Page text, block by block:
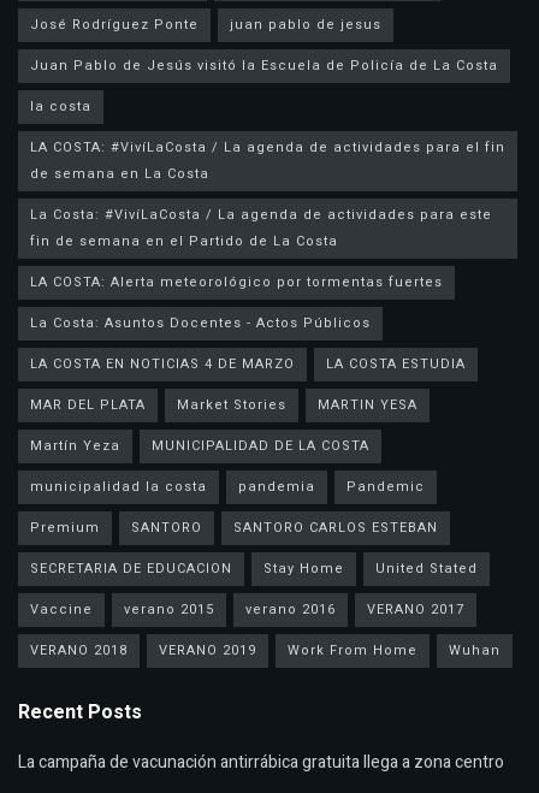
José Rodríguez Ponte
juan pablo de jesus
la costa
LA COSTA: #VivíLaCosta / La agenda de actividades para el fin
de semana en La Costa
La Costa: #VivíLaCosta / La agenda de actividades para este
fin de semana en el Partido de La Costa
LA COSTA: Alerta meteorológico por tormentas fuertes
La Costa: Asuntos Docentes - Actos Públicos
LA COSTA EN NOTICIAS 4 DE MARZO
LA COSTA ESTUDIA
MAR DEL PLATA
Market Stories
MARTIN YESA
Martín Yeza
MUNICIPALIDAD DE LA COSTA
municipalidad la costa
pandemia
Pandemic
Premium
SANTORO
SANTORO CARLOS ESTEBAN
SECRETARIA DE EDUCACION
Stay Home
United Stated
Vaccine
verano 2015 verano 2016
VERANO 2017
VERANO 2018
VERANO 2019 Work From Home Wuhan
Recent Posts
La campaña de vacunación antirrábica gratuita llega a zona centro